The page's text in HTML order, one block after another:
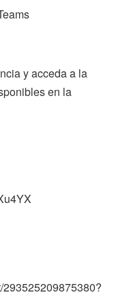
y acceda a la
en la
293525209875380?